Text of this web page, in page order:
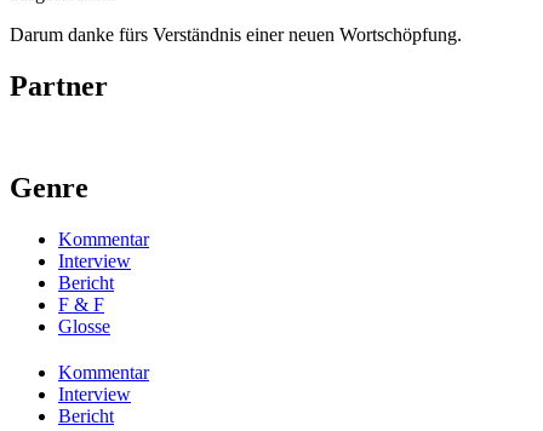
Darum danke fürs Verständnis einer neuen Wortschöpfung.
Partner
Genre
Kommentar
Interview
Bericht
F & F
Glosse
Kommentar
Interview
Bericht